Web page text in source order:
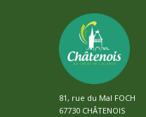
81, rue du Mal FOCH
67730 CHÂTENOIS